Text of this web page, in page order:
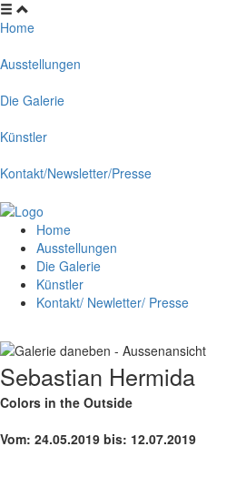
Home
Ausstellungen
Die Galerie
Künstler
Kontakt/Newsletter/Presse
Home
Ausstellungen
Die Galerie
Künstler
Kontakt/ Newletter/ Presse
Sebastian Hermida
Colors in the Outside
Vom: 24.05.2019 bis: 12.07.2019